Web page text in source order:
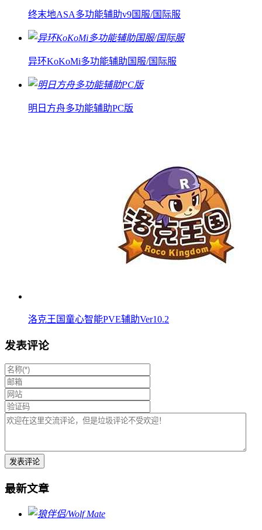
终末地ASA多功能辅助v9国服/国际服
异环KoKoMi多功能辅助国服/国际服
明日方舟多功能辅助PC版
洛克王国童心智能PVE辅助Ver10.2
发表评论
最新文章